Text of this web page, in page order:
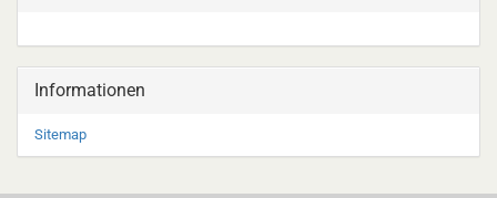
Informationen
Sitemap